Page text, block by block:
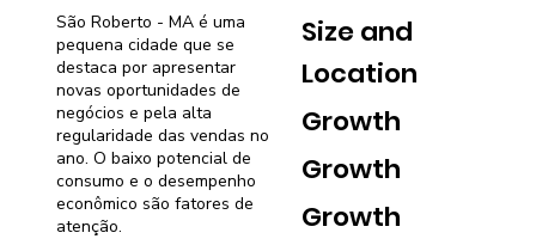
São Roberto - MA é uma
pequena cidade que se
destaca por apresentar
novas oportunidades de
negócios e pela alta
regularidade das vendas no
ano. O baixo potencial de
consumo e o desempenho
econômico são fatores de
atenção.
Size and
Location
Growth
Growth
Growth